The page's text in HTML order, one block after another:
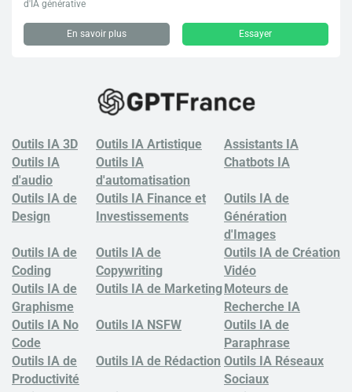
d'IA générative
En savoir plus Essayer
Outils IA 3D Outils IA Artistique
Assistants IA
Outils IA
d'audio
Outils IA
d'automatisation
Chatbots IA
Outils IA de
Design
Outils IA Finance et
Investissements
Outils IA de
Génération
d'Images
Outils IA de
Coding
Outils IA de
Copywriting
Outils IA de Création
Vidéo
Outils IA de
Graphisme
Outils IA de MarketingMoteurs de
Recherche IA
Outils IA No
Code
Outils IA NSFW
Outils IA de
Paraphrase
Outils IA de
Productivité
Outils IA de Rédaction Outils IA Réseaux
Sociaux